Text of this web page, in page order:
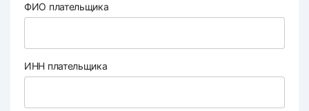
ФИО плательщика
ИНН плательщика